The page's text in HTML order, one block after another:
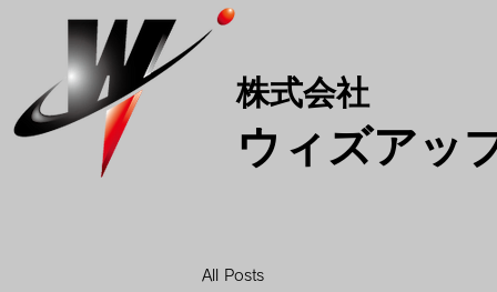
株式会社
ウィズアッ
All Posts